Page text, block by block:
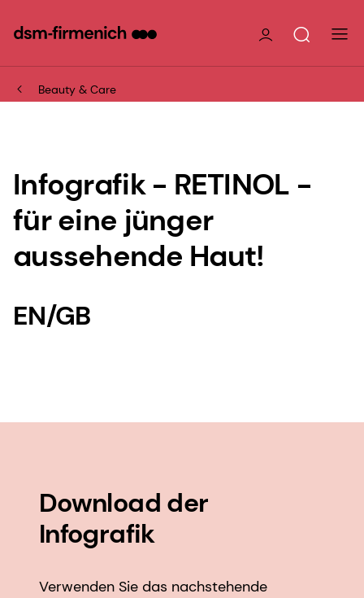
Beauty & Care
Infografik - RETINOL -
für eine jünger
aussehende Haut!
EN/GB
Download der
Infografik
Verwenden Sie das nachstehende